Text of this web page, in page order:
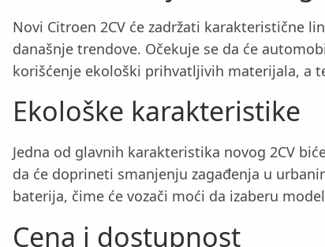
Novi Citroen 2CV će zadržati karakteristične
današnje trendove. Očekuje se da će
korišćenje ekološki prihvatljivih materijala, a
Ekološke karakteristike
Jedna od glavnih karakteristika novog 2CV
da će doprineti smanjenju zagađenja u
baterija, čime će vozači moći da izaberu
Cena i dostupnost